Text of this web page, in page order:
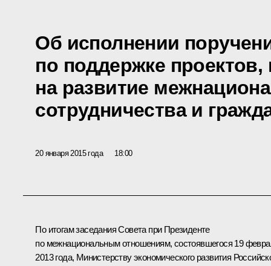
Об исполнении
по поддержке
на развитие
сотрудничества и
20 января 2015 года 18:00
По итогамзаседанияСовета при Президенте
по межнациональным отношениям, состоявшегося 19
2013 года, Министерству экономического развития